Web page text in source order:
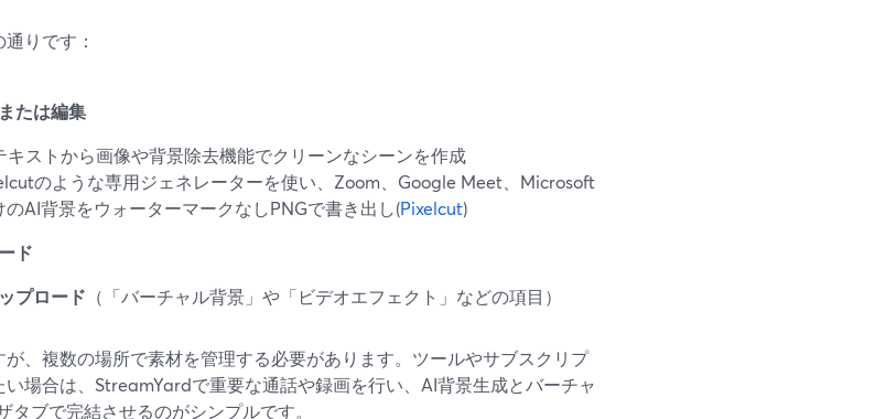
りです：
たは編集
キストから画像や背景除去機能でクリーンなシーンを作成
のような専用ジェネレーターを使い、Zoom、Google Meet、Microsoft
のAI背景をウォーターマークなしPNGで書き出し(Pixelcut)
ド
プロード （「バーチャル背景」や「ビデオエフェクト」などの項目）
が、複数の場所で素材を管理する必要があります。ツールやサブスクリプ
い場合は、StreamYardで重要な通話や録画を行い、AI背景生成とバーチャ
タブで完結させるのがシンプルです。